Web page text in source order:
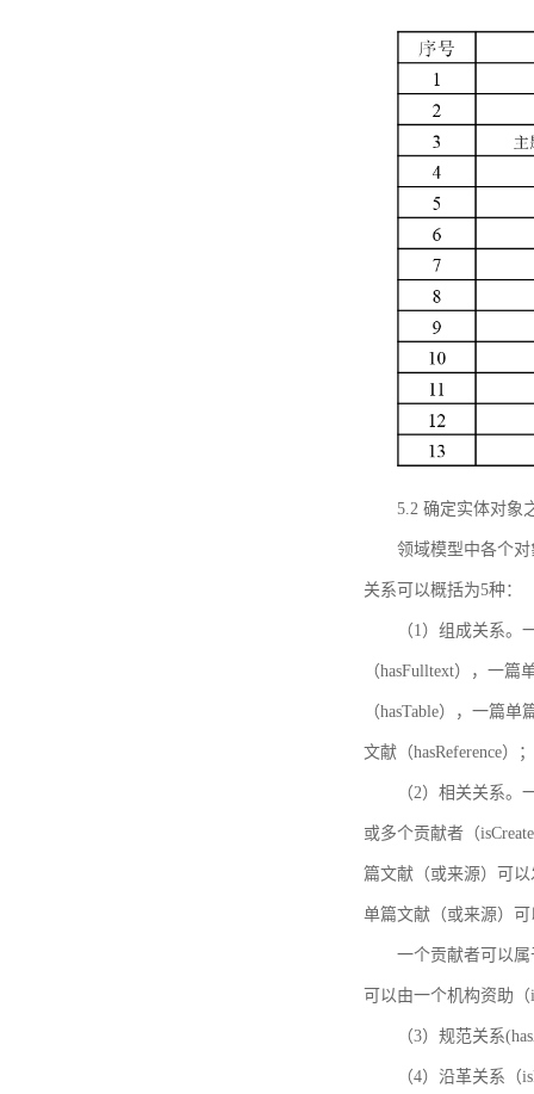
5.2 确定实体对象
领域模型中各个
关系可以概括为5种：
（1）组成关系
（hasFulltext），一
（hasTable），一篇
文献（hasReference）；
（2）相关关系
或多个贡献者（
篇文献（或来源）可
单篇文献（或来源）可
一个贡献者可以
可以由一个机构资助（
（3）规范关系
（4）沿革关系